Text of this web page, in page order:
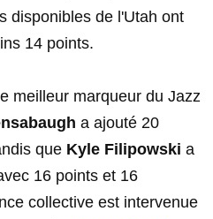
disponibles de l'Utah ont
14 points.
meilleur marqueur du Jazz
a ajouté 20
que Kyle Filipowski a
16 points et 16
collective est intervenue